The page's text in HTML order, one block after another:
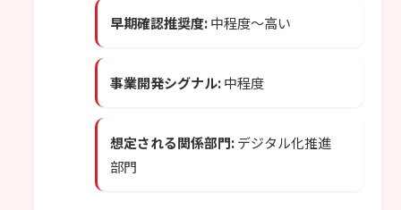
早期確認推奨度:中程度〜高い
事業開発シグナル:中程度
想定される関係部門:デジタル化推進
部門